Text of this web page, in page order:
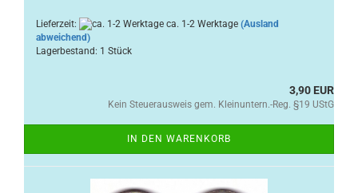
Lieferzeit: ca. 1-2 Werktage (Ausland
abweichend)
Lagerbestand: 1 Stück
3,90 EUR
Kein Steuerausweis gem. Kleinuntern.-Reg. §19 UStG
IN DEN WARENKORB